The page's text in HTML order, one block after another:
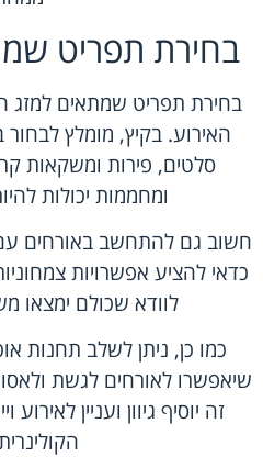
בחירת תפריט
בחירת תפריט שמתאים למזג
האירוע. בקיץ, מומלץ לבחור
סלטים, פירות ומשקאות
ומחממות יכולות
חשוב גם להתחשב באורחים
כדאי להציע אפשרויות
לוודא שכולם ימצאו
כמו כן, ניתן לשלב תחנות
שיאפשרו לאורחים לגשת
זה יוסיף גיוון ועניין